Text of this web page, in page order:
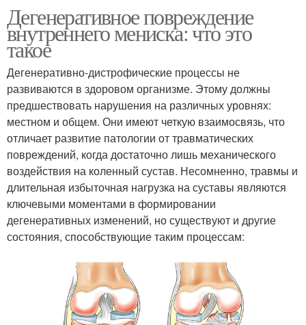
Дегенеративное повреждение
внутреннего мениска: что это
такое
Дегенеративно-дистрофические процессы не
развиваются в здоровом организме. Этому должны
предшествовать нарушения на различных уровнях:
местном и общем. Они имеют четкую взаимосвязь, что
отличает развитие патологии от травматических
повреждений, когда достаточно лишь механического
воздействия на коленный сустав. Несомненно, травмы и
длительная избыточная нагрузка на суставы являются
ключевыми моментами в формировании
дегенеративных изменений, но существуют и другие
состояния, способствующие таким процессам: